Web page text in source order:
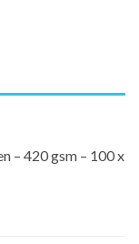
– 420 gsm – 100 x